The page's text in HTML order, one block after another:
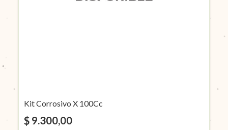
Kit Corrosivo X 100Cc
$ 9.300,00